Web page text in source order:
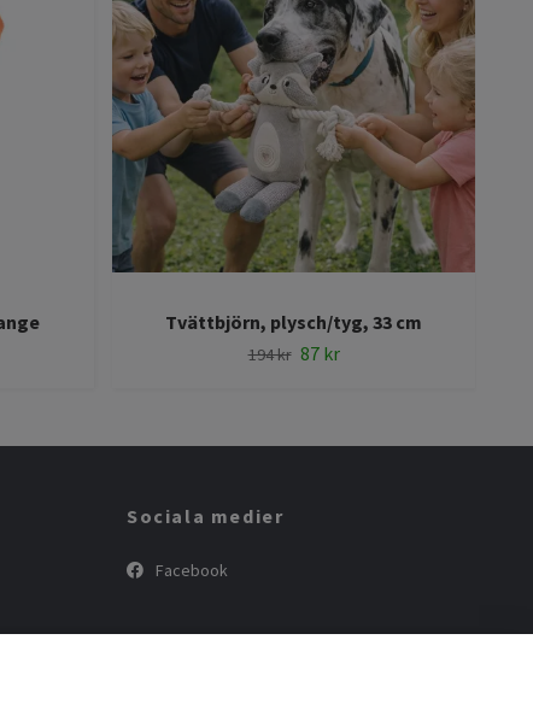
Tvättbjörn, plysch/tyg, 33 cm
194 kr 87 kr
Sociala medier
Facebook